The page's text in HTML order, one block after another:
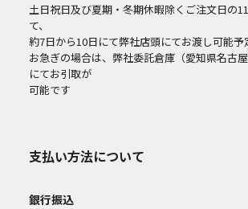
土日祝日及び夏期・冬期休暇除くご注文日の
て、
約7日から10日にて弊社店頭にてお渡し可能予
お急ぎの場合は、弊社委託倉庫（愛知県名古屋
にてお引取が
可能です
支払い方法について
銀行振込